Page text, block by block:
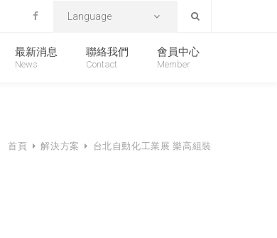
Language
最新消息
News
聯絡我們
Contact
會員中心
Member
首頁 解決方案 台北自動化工業展 樂高組裝